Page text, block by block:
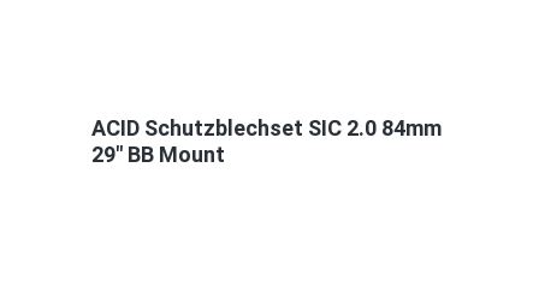
ACID Schutzblechset SIC 2.0 84mm
29" BB Mount